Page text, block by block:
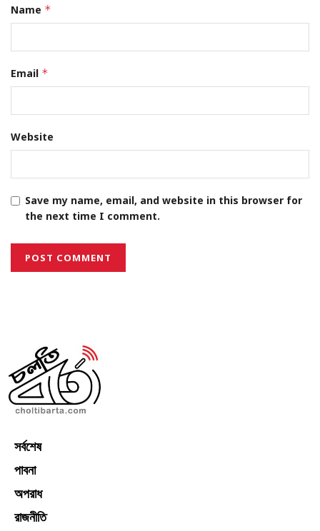
Name *
Email *
Website
Save my name, email, and website in this browser for
the next time I comment.
সর্বশেষ
পাবনা
অপরাধ
রাজনীতি